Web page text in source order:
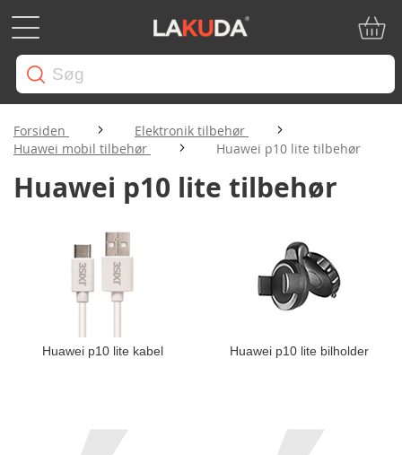
Forsiden
Elektronik tilbehør
Huawei mobil tilbehør
Huawei p10 lite tilbehør
Huawei p10 lite tilbehør
Huawei p10 lite kabel Huawei p10 lite bilholder